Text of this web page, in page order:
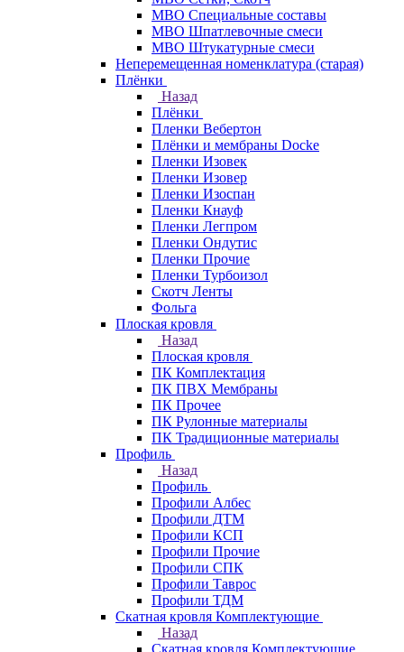
МВО Специальные составы
МВО Шпатлевочные смеси
МВО Штукатурные смеси
Неперемещенная номенклатура (старая)
Плёнки
Назад
Плёнки
Пленки Вебертон
Плёнки и мембраны Docke
Пленки Изовек
Пленки Изовер
Пленки Изоспан
Пленки Кнауф
Пленки Легпром
Пленки Ондутис
Пленки Прочие
Пленки Турбоизол
Скотч Ленты
Фольга
Плоская кровля
Назад
Плоская кровля
ПК Комплектация
ПК ПВХ Мембраны
ПК Прочее
ПК Рулонные материалы
ПК Традиционные материалы
Профиль
Назад
Профиль
Профили Албес
Профили ДТМ
Профили КСП
Профили Прочие
Профили СПК
Профили Таврос
Профили ТДМ
Скатная кровля Комплектующие
Назад
Скатная кровля Комплектующие